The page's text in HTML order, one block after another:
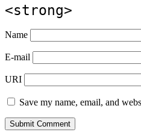
<strong>
Name
E-mail
URI
Save my name, email, and